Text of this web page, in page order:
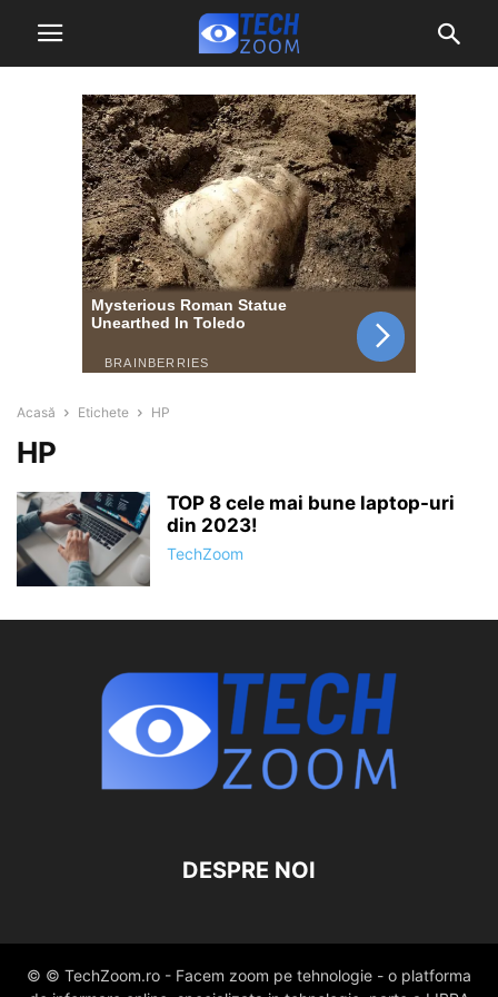
Acasă Etichete HP
HP
TOP 8 cele mai bune laptop-uri
din 2023!
TechZoom
DESPRE NOI
© © TechZoom.ro - Facem zoom pe tehnologie - o platforma